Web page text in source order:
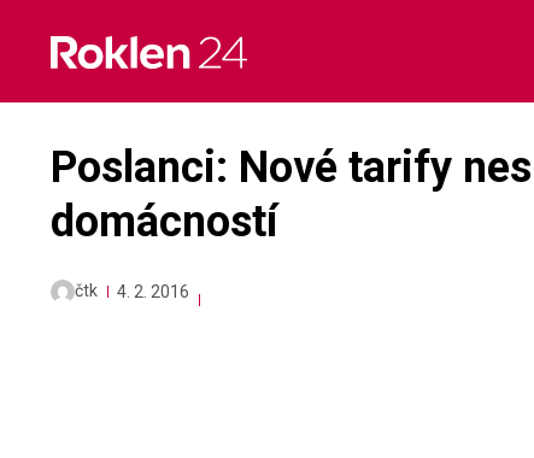
content
Poslanci: Nové tarify
domácností
čtk 4. 2. 2016